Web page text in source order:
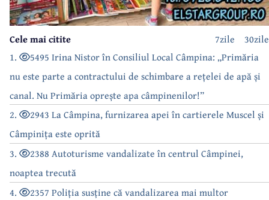
30zile
7zile
Cele mai citite
1.
5495 Irina Nistor în Consiliul Local Câmpina: „Primăria
nu este parte a contractului de schimbare a rețelei de apă și
canal. Nu Primăria oprește apa câmpinenilor!”
2.
2943 La Câmpina, furnizarea apei în cartierele Muscel și
Câmpinița este oprită
3.
2388 Autoturisme vandalizate în centrul Câmpinei,
noaptea trecută
4.
2357 Poliția susține că vandalizarea mai multor